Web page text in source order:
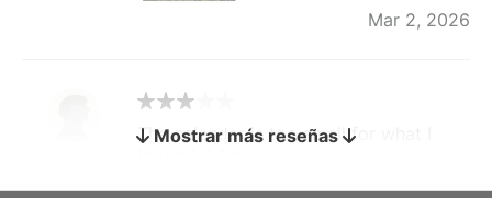
Mar 2, 2026
by charles
The calendar is too small for what I
Mostrar más reseñas